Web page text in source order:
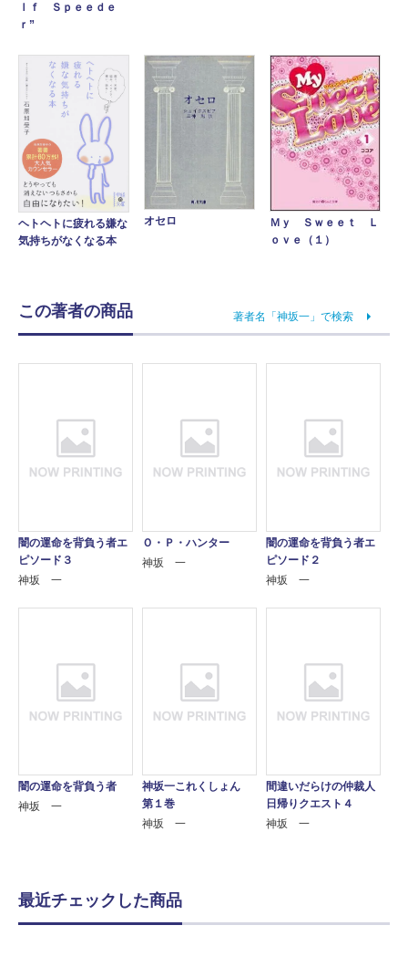
ｌｆ Ｓｐｅｅｄｅ
ｒ”
ヘトヘトに疲れる嫌な
気持ちがなくなる本
オセロ
Ｍｙ Ｓｗｅｅｔ Ｌ
ｏｖｅ（１）
この著者の商品 著者名「神坂一」で検索
闇の運命を背負う者エ
ピソード３
神坂 一
Ｏ・Ｐ・ハンター
神坂 一
闇の運命を背負う者エ
ピソード２
神坂 一
闇の運命を背負う者
神坂 一
神坂一これくしょん
第１巻
神坂 一
間違いだらけの仲裁人
日帰りクエスト４
神坂 一
最近チェックした商品